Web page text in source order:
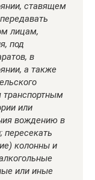
ставящем
передавать
лицам,
под
в
а также
транспортным
или
вождению в
пересекать
колонны и
или иные